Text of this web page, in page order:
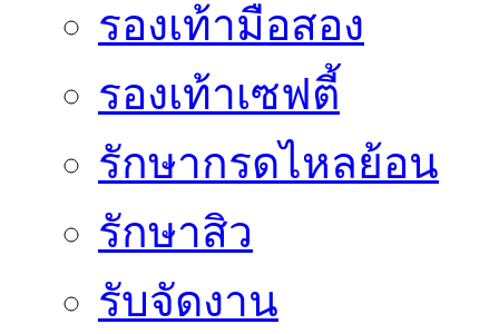
รองเท้ามือสอง
รองเท้าเซฟตี้
รักษากรดไหลย้อน
รักษาสิว
รับจัดงาน